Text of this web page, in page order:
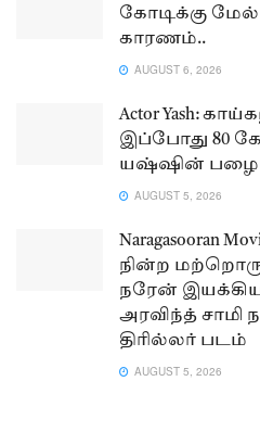
கோடிக்கு
காரணம்..
AUGUST 6, 2026
Actor Yash:
இப்போது 80
யஷ்ஷின்
AUGUST 5, 2026
நின்ற மற்றொரு
நரேன் இயக்கிய
அரவிந்த் சாமி
திரில்லர் படம்
AUGUST 5, 2026